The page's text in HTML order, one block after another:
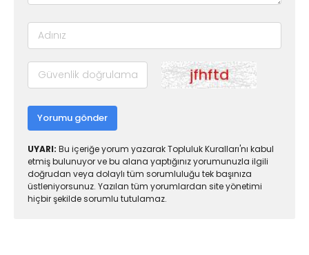
Yorumu gönder
UYARI: Bu içeriğe yorum yazarak Topluluk Kuralları'nı kabul
etmiş bulunuyor ve bu alana yaptığınız yorumunuzla ilgili
doğrudan veya dolaylı tüm sorumluluğu tek başınıza
üstleniyorsunuz. Yazılan tüm yorumlardan site yönetimi
hiçbir şekilde sorumlu tutulamaz.